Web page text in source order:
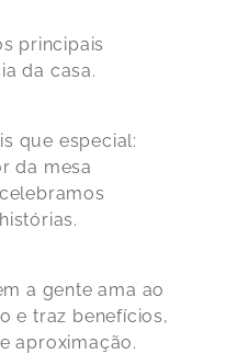
principais
da casa.
que especial:
da mesa
a gente ama ao
e traz benefícios,
aproximação.